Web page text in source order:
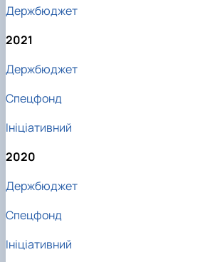
Держбюджет
2021
Держбюджет
Спецфонд
Ініціативний
2020
Держбюджет
Спецфонд
Ініціативний